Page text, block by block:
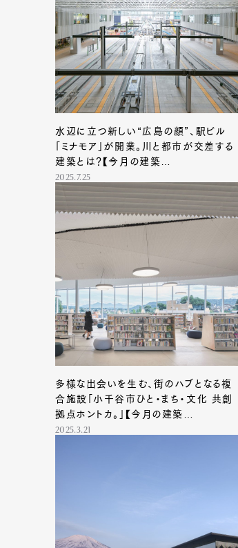
水辺に立つ新しい“広島の顔”、駅ビル
「ミナモア」が開業。川と都市が交差する
建築とは？【今月の建築
ARCHITECTURE FILE #34】
2025.7.25
多様な出会いを生む、街のハブとなる複
合施設「小千谷市ひと・まち・文化 共創
拠点ホントカ。」【今月の建築
ARCHITECTURE FILE #30】
2025.3.21